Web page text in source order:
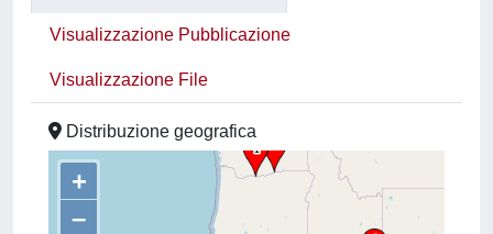
Visualizzazione Pubblicazione
Visualizzazione File
Distribuzione geografica
+
–